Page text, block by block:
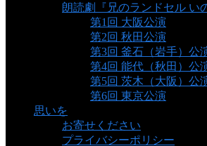
朗読劇『兄のランドセル い
第1回 大阪公演
第2回 秋田公演
第3回 釜石（岩手）公
第4回 能代（秋田）公
第5回 茨木（大阪）公
第6回 東京公演
思いを
お寄せください
プライバシーポリシー